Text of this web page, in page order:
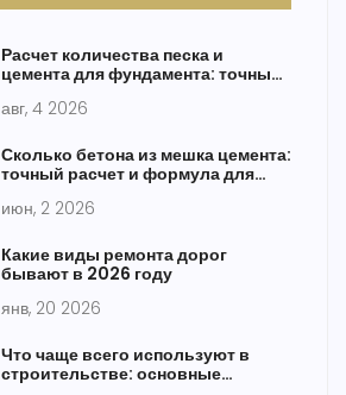
Расчет количества песка и
цемента для фундамента: точные
авг, 4 2026
Сколько бетона из мешка цемента:
точный расчет и формула для
июн, 2 2026
Какие виды ремонта дорог
бывают в 2026 году
янв, 20 2026
Что чаще всего используют в
строительстве: основные